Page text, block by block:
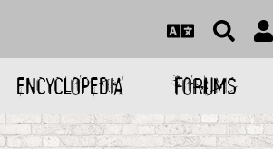
ENCYCLOPEDIA FORUMS